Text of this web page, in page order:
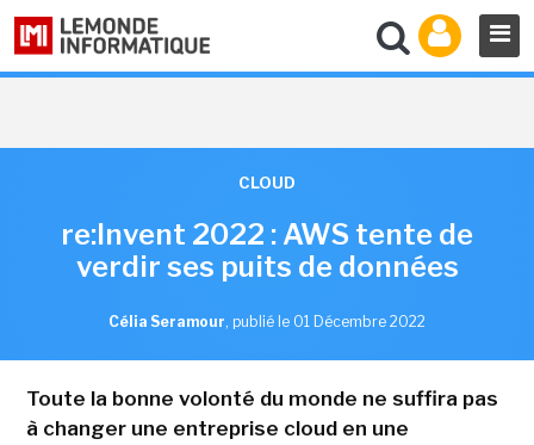
CLOUD
re:Invent 2022 : AWS tente de
verdir ses puits de données
Célia Seramour, publié le 01 Décembre 2022
Toute la bonne volonté du monde ne suffira pas
à changer une entreprise cloud en une